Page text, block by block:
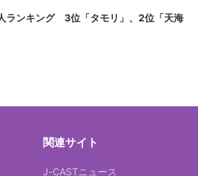
ランキング 3位「タモリ」、2位「天海
関連サイト
J-CASTニュース